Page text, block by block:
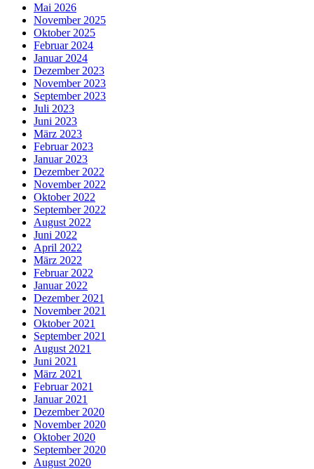
Mai 2026
November 2025
Oktober 2025
Februar 2024
Januar 2024
Dezember 2023
November 2023
September 2023
Juli 2023
Juni 2023
März 2023
Februar 2023
Januar 2023
Dezember 2022
November 2022
Oktober 2022
September 2022
August 2022
Juni 2022
April 2022
März 2022
Februar 2022
Januar 2022
Dezember 2021
November 2021
Oktober 2021
September 2021
August 2021
Juni 2021
März 2021
Februar 2021
Januar 2021
Dezember 2020
November 2020
Oktober 2020
September 2020
August 2020